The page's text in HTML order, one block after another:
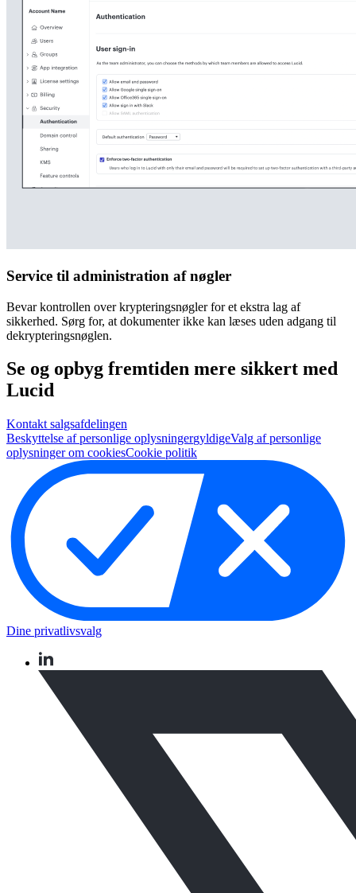
Service til administration af nøgler
Bevar kontrollen over krypteringsnøgler for et ekstra lag af
sikkerhed. Sørg for, at dokumenter ikke kan læses uden adgang til
dekrypteringsnøglen.
Se og opbyg fremtiden mere sikkert med
Lucid
Kontakt salgsafdelingen
Beskyttelse af personlige oplysningergyldigeValg af personlige
oplysninger om cookiesCookie politik
Dine privatlivsvalg